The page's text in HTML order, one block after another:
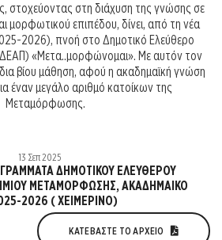
στη διάχυση της γνώσης σε
μορφωτικού επιπέδου, δίνει, από τη νέα
2026), πνοή στο Δημοτικό Ελεύθερο
«Μετα..μορφώνομαι». Με αυτόν τον
βίου μάθηση, αφού η ακαδημαϊκή γνώση
έναν μεγάλο αριθμό κατοίκων της
Μεταμόρφωσης.
13 Σεπ 2025
ΔΗΜΟΤΙΚΟΥ ΕΛΕΥΘΕΡΟΥ
ΜΕΤΑΜΟΡΦΩΣΗΣ, ΑΚΑΔΗΜΑΙΚΟ
2026 ( ΧΕΙΜΕΡΙΝΟ)
ΚΑΤΕΒΆΣΤΕ ΤΟ ΑΡΧΕΊΟ